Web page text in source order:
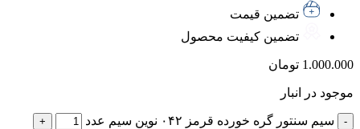
تضمین قیمت
تضمین کیفیت محصول
1.000.000 تومان
موجود در انبار
سیم سنتور گره خورده قرمز ۰۴۲ نوین سیم عدد